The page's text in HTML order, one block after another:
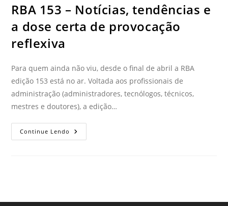
RBA 153 – Notícias, tendências e
a dose certa de provocação
reflexiva
Para quem ainda não viu, desde o final de abril a RBA
edição 153 está no ar. Voltada aos profissionais de
administração (administradores, tecnólogos, técnicos,
mestres e doutores), a edição…
Continue Lendo